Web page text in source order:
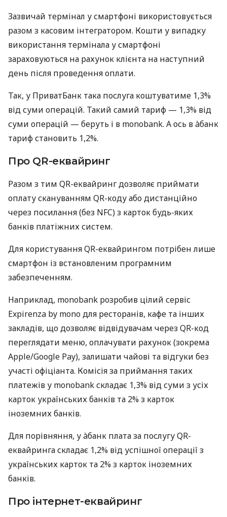
Зазвичай термінал у смартфоні використовується
разом з касовим інтегратором. Кошти у випадку
використання термінала у смартфоні
зараховуються на рахунок клієнта на наступний
день після проведення оплати.
Так, у ПриватБанк така послуга коштуватиме 1,3%
від суми операцій. Такий самий тариф — 1,3% від
суми операцій — беруть і в monobank. А ось в àбанк
тариф становить 1,2%.
Про QR-еквайринг
Разом з тим QR-еквайринг дозволяє приймати
оплату скануванням QR-коду або дистанційно
через посилання (без NFC) з карток будь-яких
банків платіжних систем.
Для користування QR-еквайрингом потрібен лише
смартфон із встановленим програмним
забезпеченням.
Наприклад, monobank розробив цілий сервіс
Expirenza by mono для ресторанів, кафе та інших
закладів, що дозволяє відвідувачам через QR-код
переглядати меню, оплачувати рахунок (зокрема
Apple/Google Pay), залишати чайові та відгуки без
участі офіціанта. Комісія за приймання таких
платежів у monobank складає 1,3% від суми з усіх
карток українських банків та 2% з карток
іноземних банків.
Для порівняння, у àбанк плата за послугу QR-
еквайринга складає 1,2% від успішної операції з
українських карток та 2% з карток іноземних
банків.
Про інтернет-еквайринг